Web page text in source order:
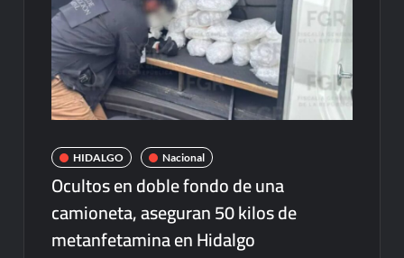
HIDALGO Nacional
Ocultos en doble fondo de una
camioneta, aseguran 50 kilos de
metanfetamina en Hidalgo